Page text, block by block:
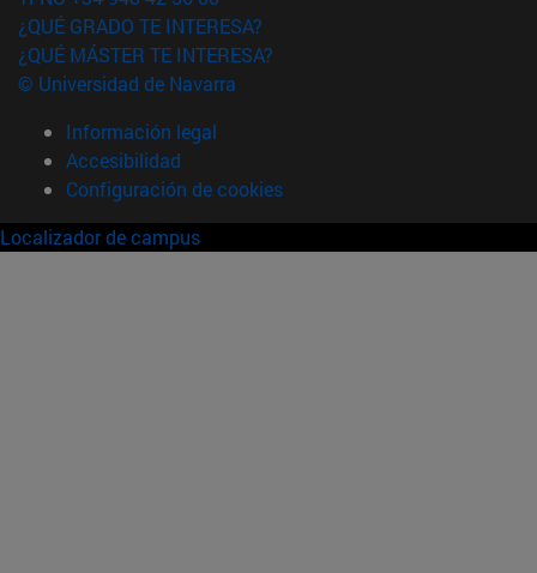
¿QUÉ GRADO TE INTERESA?
¿QUÉ MÁSTER TE INTERESA?
© Universidad de Navarra
Información legal
Accesibilidad
Configuración de cookies
Localizador de campus